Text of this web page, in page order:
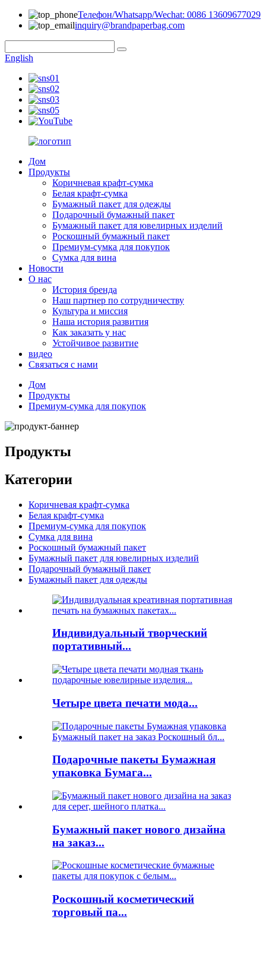
Телефон/Whatsapp/Wechat: 0086 13609677029
inquiry@brandpaperbag.com
English
Дом
Продукты
Коричневая крафт-сумка
Белая крафт-сумка
Бумажный пакет для одежды
Подарочный бумажный пакет
Бумажный пакет для ювелирных изделий
Роскошный бумажный пакет
Премиум-сумка для покупок
Сумка для вина
Новости
О нас
История бренда
Наш партнер по сотрудничеству
Культура и миссия
Наша история развития
Как заказать у нас
Устойчивое развитие
видео
Связаться с нами
Дом
Продукты
Премиум-сумка для покупок
Продукты
Категории
Коричневая крафт-сумка
Белая крафт-сумка
Премиум-сумка для покупок
Сумка для вина
Роскошный бумажный пакет
Бумажный пакет для ювелирных изделий
Подарочный бумажный пакет
Бумажный пакет для одежды
Индивидуальный творческий
портативный...
Четыре цвета печати мода...
Подарочные пакеты Бумажная
упаковка Бумага...
Бумажный пакет нового дизайна
на заказ...
Роскошный косметический
торговый па...